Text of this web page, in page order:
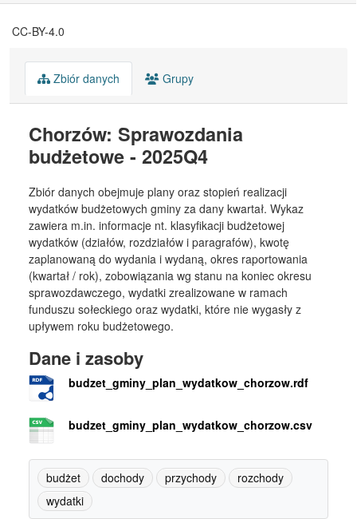
CC-BY-4.0
Zbiór danych Grupy
Chorzów: Sprawozdania
budżetowe - 2025Q4
Zbiór danych obejmuje plany oraz stopień realizacji
wydatków budżetowych gminy za dany kwartał. Wykaz
zawiera m.in. informacje nt. klasyfikacji budżetowej
wydatków (działów, rozdziałów i paragrafów), kwotę
zaplanowaną do wydania i wydaną, okres raportowania
(kwartał / rok), zobowiązania wg stanu na koniec okresu
sprawozdawczego, wydatki zrealizowane w ramach
funduszu sołeckiego oraz wydatki, które nie wygasły z
upływem roku budżetowego.
Dane i zasoby
budzet_gminy_plan_wydatkow_chorzow.rdf
budzet_gminy_plan_wydatkow_chorzow.csv
budżet dochody przychody
rozchody
wydatki